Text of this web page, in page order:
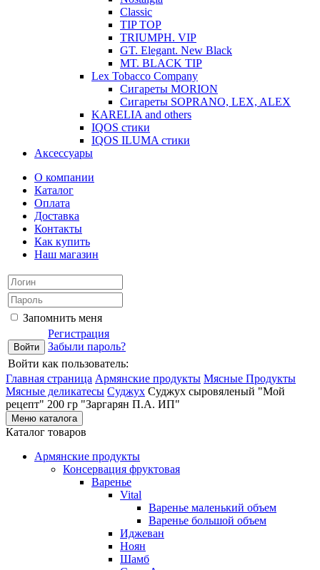
Classic
TIP TOP
TRIUMPH. VIP
GT. Elegant. New Black
MT. BLACK TIP
Lex Tobacco Company
Сигареты MORION
Сигареты SOPRANO, LEX, ALEX
KARELIA and others
IQOS стики
IQOS ILUMA стики
Аксессуары
О компании
Каталог
Оплата
Доставка
Контакты
Как купить
Наш магазин
Запомнить меня
Регистрация
Забыли пароль?
Войти как пользователь:
Главная страница Армянские продукты Мясные Продукты
Мясные деликатесы Суджух Суджух сыровяленый "Мой
рецепт" 200 гр "Заргарян П.А. ИП"
Меню каталога
Каталог товаров
Армянские продукты
Консервация фруктовая
Варенье
Vital
Варенье маленький объем
Варенье большой объем
Иджеван
Ноян
Шамб